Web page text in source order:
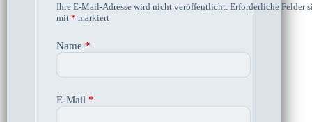
Ihre E-Mail-Adresse wird nicht veröffentlicht. Erforderliche Felder
mit * markiert
Name *
E-Mail *